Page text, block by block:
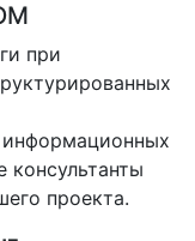
при
консультанты
проекта.